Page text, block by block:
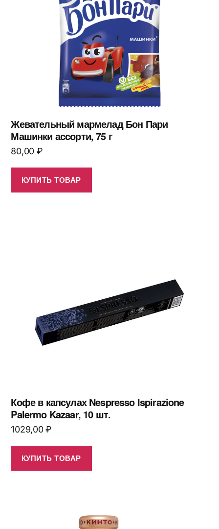
Жевательный мармелад Бон Пари
Машинки ассорти, 75 г
80,00 ₽
КУПИТЬ ТОВАР
Кофе в капсулах Nespresso Ispirazione
Palermo Kazaar, 10 шт.
1029,00₽
КУПИТЬ ТОВАР